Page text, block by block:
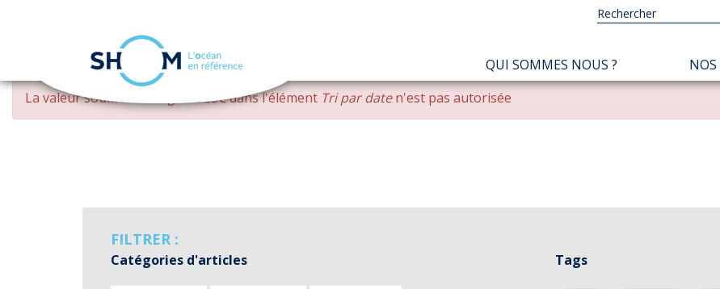
Aller
contenu
NAVIGATION
PRINCIPALE
QUI SOMMES NOUS ?
MESSAGE
D'ERREUR
La valeur soumise changed DESCdans l'élément Tri par daten'est pas autorisée
FILTRER :
Catégories d'articles Tags